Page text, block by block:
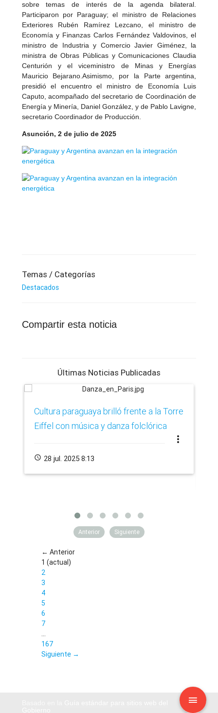
sobre temas de interés de la agenda bilateral.
Participaron por Paraguay; el ministro de Relaciones
Exteriores Rubén Ramírez Lezcano, el ministro de
Economía y Finanzas Carlos Fernández Valdovinos, el
ministro de Industria y Comercio Javier Giménez, la
ministra de Obras Públicas y Comunicaciones Claudia
Centurión y el viceministro de Minas y Energías
Mauricio Bejarano.Asimismo, por la Parte argentina,
presidió el encuentro el ministro de Economía Luis
Caputo, acompañado del secretario de Coordinación de
Energía y Minería, Daniel González, y de Pablo Lavigne,
secretario Coordinador de Producción.
Asunción, 2 de julio de 2025
Temas / Categorías
Destacados
Compartir esta noticia
Últimas Noticias Publicadas
​Cultura paraguaya brilló frente a la Torre
Eiffel con música y danza folclórica
more_vert
schedule 28 jul. 2025 8:13
Anterior Siguiente
← Anterior
1 (actual)
2
3
4
5
6
7
…
167
Siguiente →